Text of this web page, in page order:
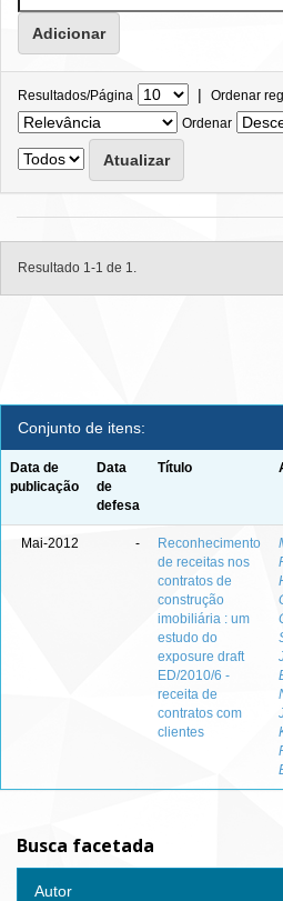
Resultados/Página | Ordenar
Ordenar
Resultado 1-1 de 1.
Conjunto de itens:
Data de
publicação
Data
de
defesa
Título
Mai-2012 -
Reconhecimento
de receitas nos
contratos de
construção
imobiliária : um
estudo do
exposure draft
ED/2010/6 -
receita de
contratos com
clientes
Busca facetada
Autor